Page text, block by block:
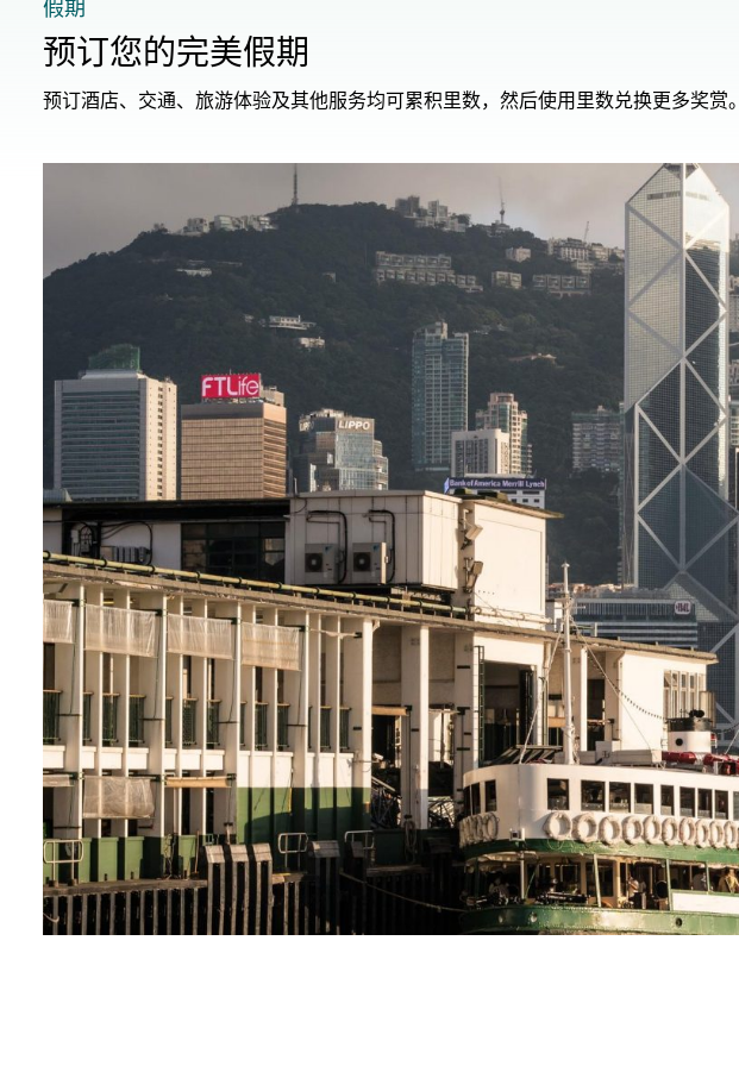
假期
预订您的完美假期
预订酒店、交通、旅游体验及其他服务均可累积里数，然后使用里数兑换更多奖赏。